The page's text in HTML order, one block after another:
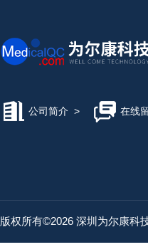
公司简介 > 在线
版权所有©2026 深圳为尔康科